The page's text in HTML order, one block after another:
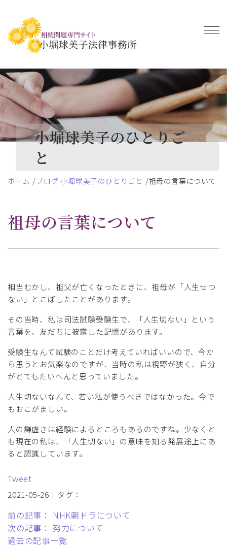
小堀球美子のひとりご
と
ホーム ブログ 小堀球美子のひとりごと 祖母の言葉について
祖母の言葉について
相当むかし、祖父が亡くなったときに、祖母が「人生せつ
ない」とこぼしたことがあります。
その当時、私は司法試験受験生で、「人生切ない」という
言葉を、友だちに披露した記憶があります。
受験生なんて試験のことだけ考えていればいいので、今か
ら思うとお気楽なのですが、当時の私は視野が狭く、自分
がとてもたいへんと思っていました。
人生切ないなんて、若い私が使うべきではなかった。今で
もおこがましい。
人の謙虚さは経験によるところもあるのですね。少なくと
も現在の私は、「人生切ない」の意味を知る発展途上にあ
ると認識しています。
Tweet
2021-05-26｜タグ：
前の記事： NHK朝ドラについて
次の記事： 努力について
過去の記事一覧